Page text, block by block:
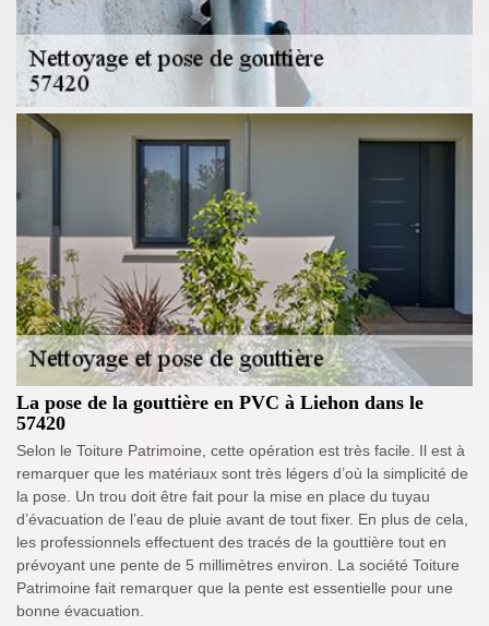
La pose de la gouttière en PVC à Liehon dans le
57420
Selon le Toiture Patrimoine, cette opération est très facile. Il est à
remarquer que les matériaux sont très légers d’où la simplicité de
la pose. Un trou doit être fait pour la mise en place du tuyau
d’évacuation de l’eau de pluie avant de tout fixer. En plus de cela,
les professionnels effectuent des tracés de la gouttière tout en
prévoyant une pente de 5 millimètres environ. La société Toiture
Patrimoine fait remarquer que la pente est essentielle pour une
bonne évacuation.